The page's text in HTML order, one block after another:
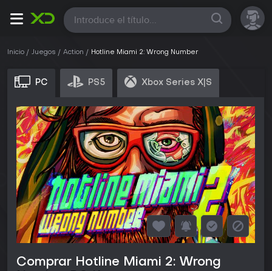
Todas
Inicio Juegos Action Hotline Miami 2: Wrong Number
PC PS5 Xbox Series X|S
Comprar Hotline Miami 2: Wrong